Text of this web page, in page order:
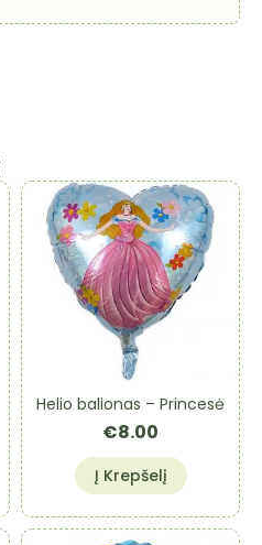
Helio balionas – Princesė
€8.00
Į Krepšelį